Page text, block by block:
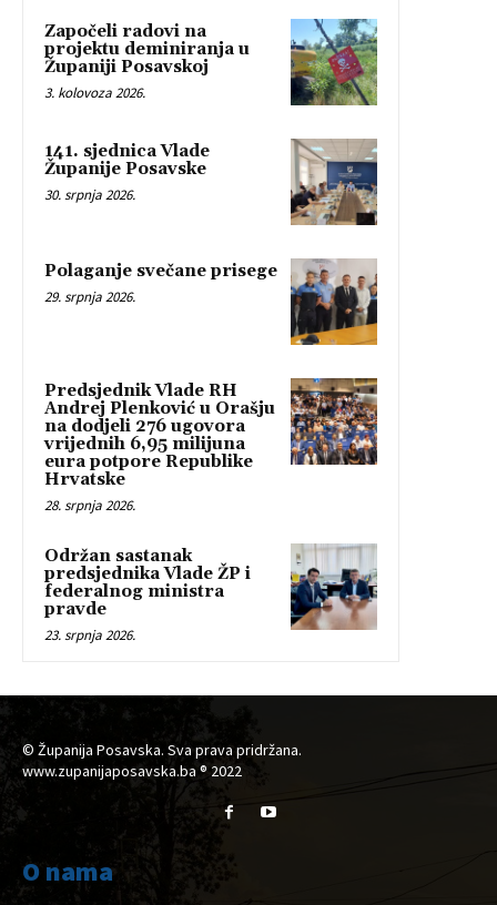
Započeli radovi na
projektu deminiranja u
Županiji Posavskoj
3. kolovoza 2026.
141. sjednica Vlade
Županije Posavske
30. srpnja 2026.
Polaganje svečane prisege
29. srpnja 2026.
Predsjednik Vlade RH
Andrej Plenković u Orašju
na dodjeli 276 ugovora
vrijednih 6,95 milijuna
eura potpore Republike
Hrvatske
28. srpnja 2026.
Održan sastanak
predsjednika Vlade ŽP i
federalnog ministra
pravde
23. srpnja 2026.
© Županija Posavska. Sva prava pridržana.
www.zupanijaposavska.ba ® 2022
O nama